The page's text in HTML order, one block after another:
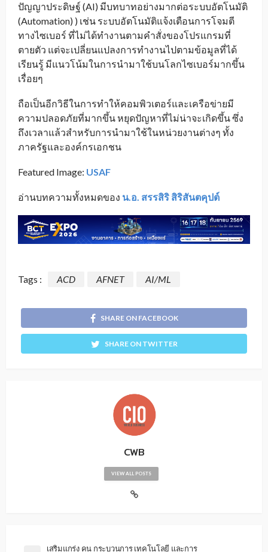
ปัญญาประดิษฐ์ (AI) มีบทบาทอย่างมากต่อระบบอัตโนมัติ
(Automation) ) เช่น ระบบอัตโนมัติแจ้งเตือนการโจมตี
ทางไซเบอร์ ที่ไม่ได้ทำงานตามคำสั่งของโปรแกรมที่
ตายตัว แต่จะเปลี่ยนแปลงการทำงานไปตามข้อมูลที่ได้
เรียนรู้ มีแนวโน้มในการนำมาใช้บนโลกไซเบอร์มากขึ้น
เรื่อยๆ
ถือเป็นอีกวิธีในการทำให้คอมพิวเตอร์และเครือข่ายมี
ความปลอดภัยที่มากขึ้น หยุดปัญหาที่ไม่น่าจะเกิดขึ้น ซึ่ง
ถึงเวลาแล้วสำหรับการนำมาใช้ในหน่วยงานต่างๆ ทั้ง
ภาครัฐและองค์กรเอกชน
Featured Image: USAF
อ่านบทความทั้งหมดของ น.อ. สรรสิริ สิริสันตคุปต์
Tags : ACD AFNET AI/ML
SHARE ON FACEBOOK
SHARE ON TWITTER
CWB
VIEW ALL POSTS
เสริมแกร่ง คน กระบวนการ เทคโนโลยี และการ